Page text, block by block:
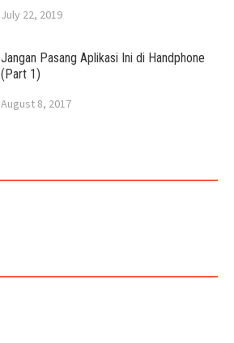
July 22, 2019
Jangan Pasang Aplikasi Ini di Handphone
(Part 1)
August 8, 2017